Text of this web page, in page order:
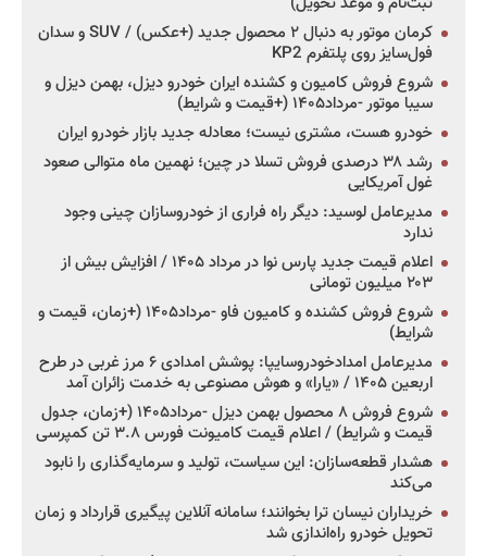
کرمان موتور به دنبال ۲ محصول جدید (+عکس) / SUV و سدان
فول‌سایز روی پلتفرم KP2
شروع فروش کامیون و کشنده ایران خودرو دیزل، بهمن دیزل و
سیبا موتور -مرداد۱۴۰۵ (+قیمت و شرایط)
خودرو هست، مشتری نیست؛ معادله جدید بازار خودرو ایران
رشد ۳۸ درصدی فروش تسلا در چین؛ نهمین ماه متوالی صعود
غول آمریکایی
مدیرعامل لوسید: دیگر راه فراری از خودروسازان چینی وجود
ندارد
اعلام قیمت جدید پارس نوا در مرداد ۱۴۰۵ / افزایش بیش از
۲۰۳ میلیون تومانی
شروع فروش کشنده و کامیون فاو -مرداد۱۴۰۵ (+زمان، قیمت و
شرایط)
مدیرعامل امدادخودروسایپا: پوشش امدادی ۶ مرز غربی در طرح
اربعین ۱۴۰۵ / «یارا» و هوش مصنوعی به خدمت زائران آمد
شروع فروش ۸ محصول بهمن دیزل -مرداد۱۴۰۵ (+زمان، جدول
قیمت و شرایط) / اعلام قیمت کامیونت فورس ۳.۸ تن کمپرسی
هشدار قطعه‌سازان: این سیاست، تولید و سرمایه‌گذاری را نابود
می‌کند
خریداران نیسان ترا بخوانند؛ سامانه آنلاین پیگیری قرارداد و زمان
تحویل خودرو راه‌اندازی شد